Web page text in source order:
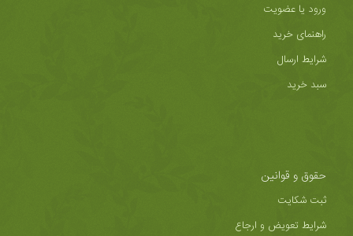
ورود یا عضویت
راهنمای خرید
شرایط ارسال
سبد خرید
حقوق و قوانین
ثبت شکایت
شرایط تعویض و ارجاع